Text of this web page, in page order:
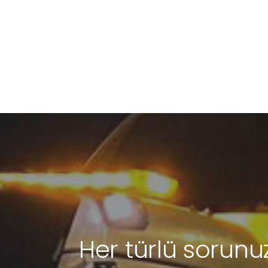
Her türlü